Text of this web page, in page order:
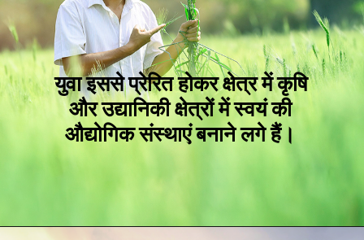
युवा इससे प्रेरित होकर क्षेत्र में कृषि
और उद्यानिकी क्षेत्रों में स्वयं की
औद्योगिक संस्थाएं बनाने लगे हैं।